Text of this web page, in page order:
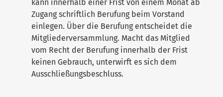
kann innerhalb einer Frist von einem Monat ab
Zugang schriftlich Berufung beim Vorstand
einlegen. Über die Berufung entscheidet die
Mitgliederversammlung. Macht das Mitglied
vom Recht der Berufung innerhalb der Frist
keinen Gebrauch, unterwirft es sich dem
Ausschließungsbeschluss.